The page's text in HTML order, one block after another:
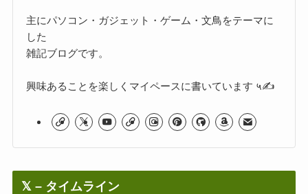
主にパソコン・ガジェット・ゲーム・文鳥をテーマに
した
雑記ブログです。
興味あることを楽しくマイペースに書いています ५✍
𝕏 – タイムライン